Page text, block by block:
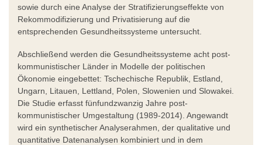
sowie durch eine Analyse der Stratifizierungseffekte von
Rekommodifizierung und Privatisierung auf die
entsprechenden Gesundheitssysteme untersucht.
Abschließend werden die Gesundheitssysteme acht post-
kommunistischer Länder in Modelle der politischen
Ökonomie eingebettet: Tschechische Republik, Estland,
Ungarn, Litauen, Lettland, Polen, Slowenien und Slowakei.
Die Studie erfasst fünfundzwanzig Jahre post-
kommunistischer Umgestaltung (1989-2014). Angewandt
wird ein synthetischer Analyserahmen, der qualitative und
quantitative Datenanalysen kombiniert und in dem